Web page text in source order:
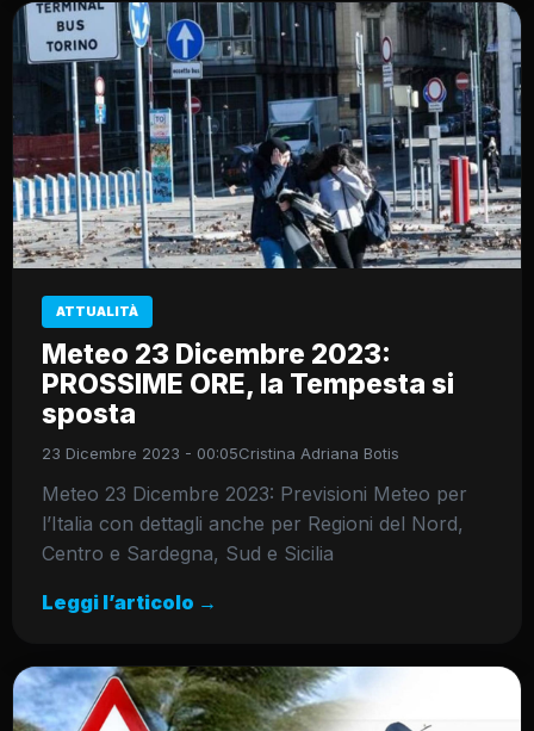
ATTUALITÀ
Meteo 23 Dicembre 2023:
PROSSIME ORE, la Tempesta si
sposta
23 Dicembre 2023 - 00:05Cristina Adriana Botis
Meteo 23 Dicembre 2023: Previsioni Meteo per
l’Italia con dettagli anche per Regioni del Nord,
Centro e Sardegna, Sud e Sicilia
Leggi l’articolo →